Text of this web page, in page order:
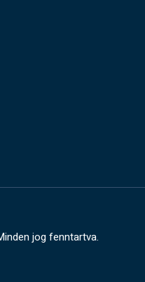
jog fenntartva.